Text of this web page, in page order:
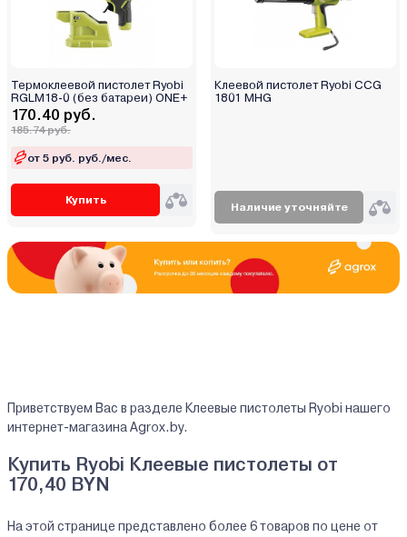
Термоклеевой пистолет Ryobi
RGLM18-0 (без батареи) ONE+
170.40 руб.
185.74 руб.
от 5 руб. руб./мес.
Купить
Клеевой пистолет Ryobi CCG
1801 MHG
Наличие уточняйте
Приветствуем Вас в разделе Клеевые пистолеты Ryobi нашего
интернет-магазина Agrox.by.
Купить Ryobi Клеевые пистолеты от
170,40 BYN
На этой странице представлено более 6 товаров по цене от